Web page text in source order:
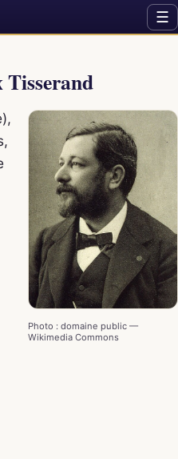
☰
Tisserand
Photo : domaine public —
Wikimedia Commons